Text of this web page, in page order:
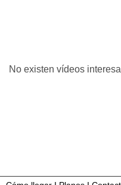
No existen vídeos